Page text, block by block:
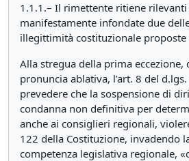
1.1.1.– Il rimettente ritiene rilevanti
manifestamente infondate due
illegittimità costituzionale
Alla stregua della prima eccezione,
pronuncia ablativa, l’art. 8 del
prevedere che la sospensione di
condanna non definitiva per
anche ai consiglieri regionali,
122 della Costituzione, invadendo
competenza legislativa regionale,